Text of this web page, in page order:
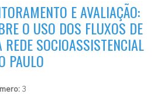
E AVALIAÇÃO:
O USO DOS FLUXOS DE
SOCIOASSISTENCIAL
PAULO
3